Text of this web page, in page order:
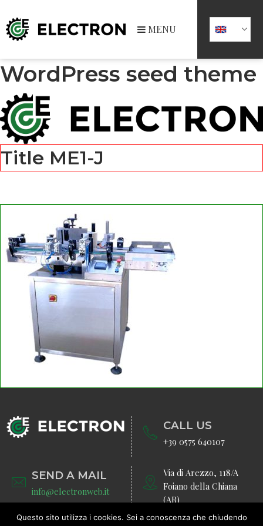
MENU
WordPress seed theme
Title ME1-J
CALL US
+39 0575 640107
SEND A MAIL
info@electronweb.it
Via di Arezzo, 118/A
Foiano della Chiana
(AR)
Questo sito utilizza i cookies. Sei a conoscenza che chiudendo